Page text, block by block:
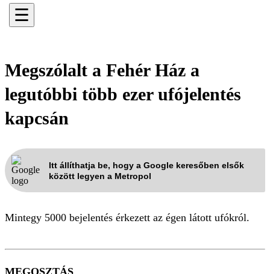
☰
Megszólalt a Fehér Ház a
legutóbbi több ezer ufójelentés
kapcsán
Itt állíthatja be, hogy a Google keresőben elsők
között legyen a Metropol
Mintegy 5000 bejelentés érkezett az égen látott ufókról.
MEGOSZTÁS